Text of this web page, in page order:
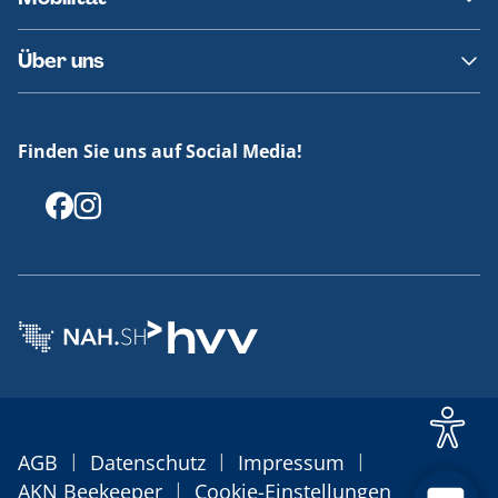
Fundsachen
Häufige Fragen
Barrierefreies Reisen
Erklärung Barrierefreiheit
Über uns
Offenlegungen
Finden Sie uns auf Social Media!
AGB | Datenschutz | Impressum |
AKN Beekeeper | Cookie-Einstellungen